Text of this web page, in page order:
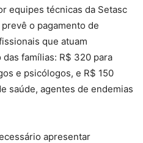
equipes técnicas da Setasc
o pagamento de
que atuam
famílias: R$ 320 para
e psicólogos, e R$ 150
saúde, agentes de endemias
apresentar